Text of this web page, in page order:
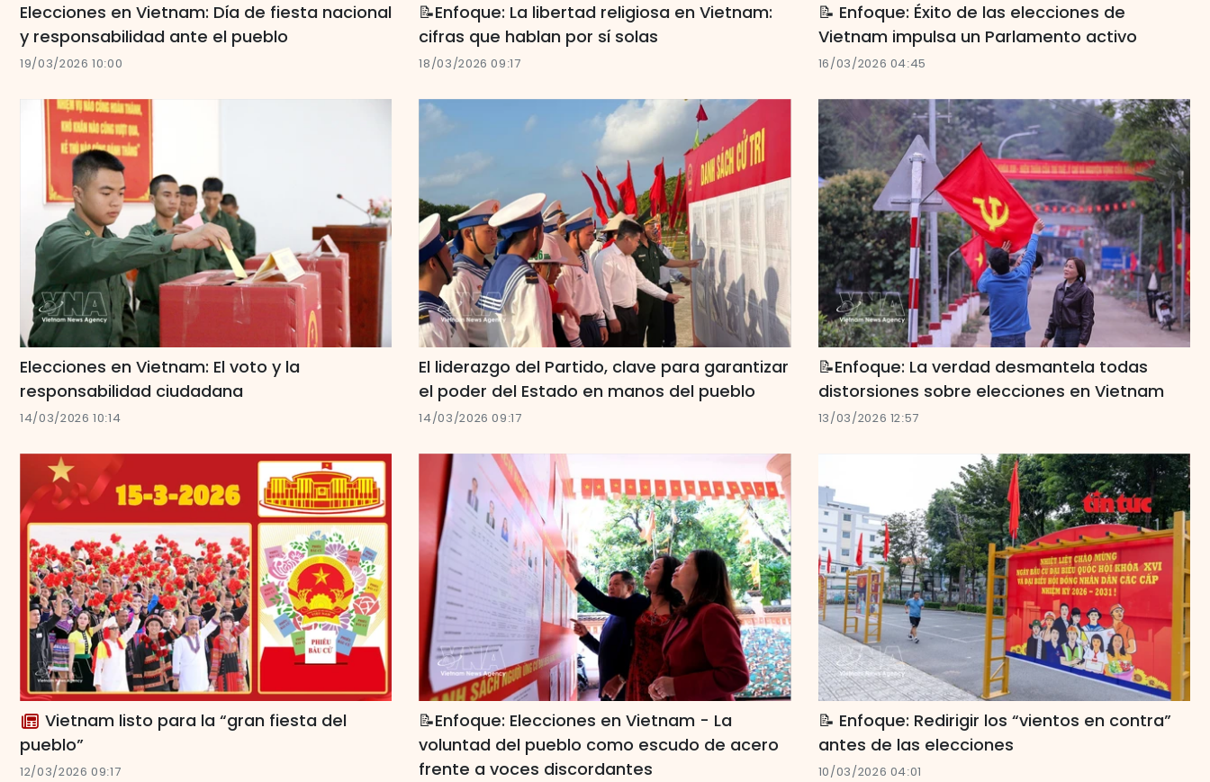
Elecciones en Vietnam: Día de fiesta nacional
y responsabilidad ante el pueblo
19/03/2026 10:00
📝Enfoque: La libertad religiosa en Vietnam:
cifras que hablan por sí solas
18/03/2026 09:17
📝 Enfoque: Éxito de las elecciones de
Vietnam impulsa un Parlamento activo
16/03/2026 04:45
Elecciones en Vietnam: El voto y la
responsabilidad ciudadana
14/03/2026 10:14
El liderazgo del Partido, clave para garantizar
el poder del Estado en manos del pueblo
14/03/2026 09:17
📝Enfoque: La verdad desmantela todas
distorsiones sobre elecciones en Vietnam
13/03/2026 12:57
Vietnam listo para la “gran fiesta del
pueblo”
12/03/2026 09:17
📝Enfoque: Elecciones en Vietnam - La
voluntad del pueblo como escudo de acero
frente a voces discordantes
📝 Enfoque: Redirigir los “vientos en contra”
antes de las elecciones
10/03/2026 04:01